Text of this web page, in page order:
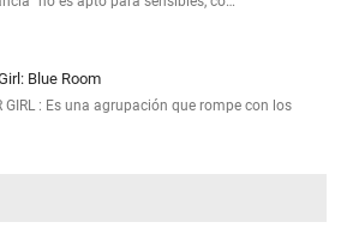
Blue Room
GIRL : Es una agrupación que rompe con los